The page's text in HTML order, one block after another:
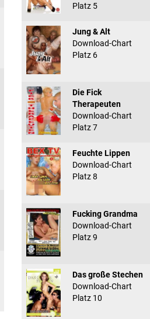
Platz 5
Jung & Alt
Download-Chart
Platz 6
Die Fick
Therapeuten
Download-Chart
Platz 7
Feuchte Lippen
Download-Chart
Platz 8
Fucking Grandma
Download-Chart
Platz 9
Das große Stechen
Download-Chart
Platz 10